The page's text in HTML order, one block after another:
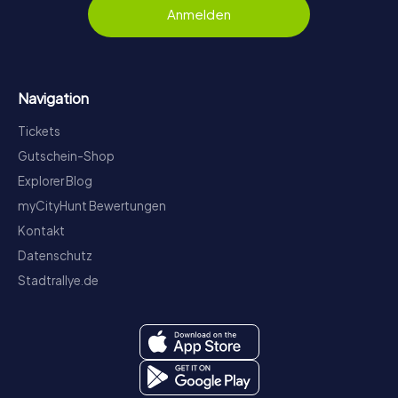
Anmelden
Navigation
Tickets
Gutschein-Shop
Explorer Blog
myCityHunt Bewertungen
Kontakt
Datenschutz
Stadtrallye.de